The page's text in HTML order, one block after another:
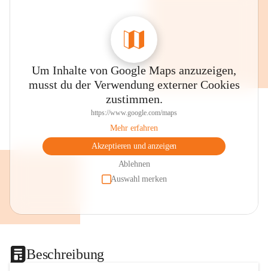
Um Inhalte von Google Maps anzuzeigen,
musst du der Verwendung externer Cookies
zustimmen.
https://www.google.com/maps
Mehr erfahren
Akzeptieren und anzeigen
Ablehnen
Auswahl merken
Beschreibung